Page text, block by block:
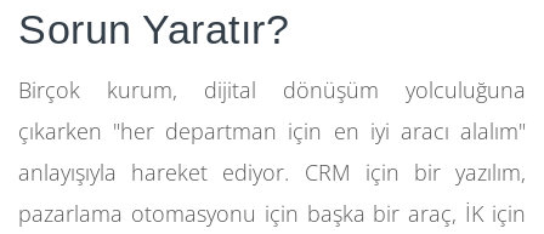
Sorun Yaratır?
Birçok kurum, dijital dönüşüm yolculuğuna
çıkarken "her departman için en iyi aracı alalım"
anlayışıyla hareket ediyor. CRM için bir yazılım,
pazarlama otomasyonu için başka bir araç, İK için